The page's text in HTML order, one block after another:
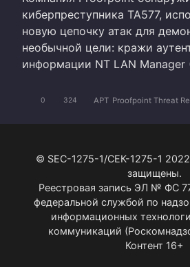
киберпреступника TA577,
новую цепочку атак для
необычной цели: кражи
информации NT LAN Manager
0 324 APT Proofpoint Threat
© SEC-1275-1/СЕК-1275-1
защищены.
Реестровая запись ЭЛ № ФС
федеральной службой по
информационных
коммуникаций
Контент 16+